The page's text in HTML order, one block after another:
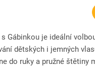
s Gábinkou je ideální
dětských i jemných
do ruky a pružné štětiny